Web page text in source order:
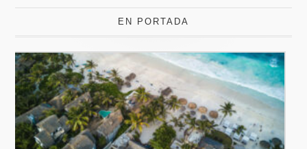
EN PORTADA